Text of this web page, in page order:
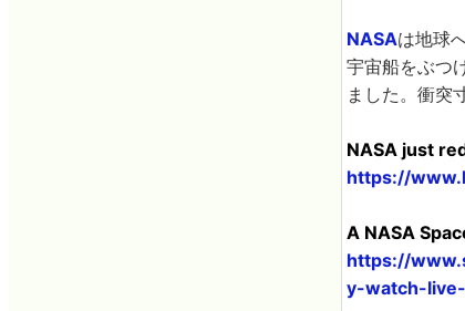
NASAは地球
宇宙船をぶつ
ました。衝突
NASA just
https://
A NASA
https://
y-watch-